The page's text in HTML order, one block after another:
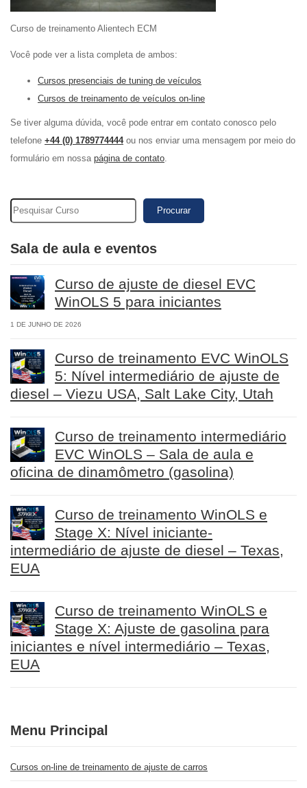
Curso de treinamento Alientech ECM
Você pode ver a lista completa de ambos:
Cursos presenciais de tuning de veículos
Cursos de treinamento de veículos on-line
Se tiver alguma dúvida, você pode entrar em contato conosco pelo
telefone +44 (0) 1789774444ou nos enviar uma mensagem por meio do
formulário em nossa página de contato
Procurar
Sala de aula e eventos
Curso de ajuste de diesel EVC
WinOLS 5 para iniciantes
1 DE JUNHO DE 2026
Curso de treinamento EVC WinOLS
5: Nível intermediário de ajuste de
diesel – Viezu USA, Salt Lake City, Utah
Curso de treinamento intermediário
EVC WinOLS – Sala de aula e
oficina de dinamômetro (gasolina)
Curso de treinamento WinOLS e
Stage X: Nível iniciante-
intermediário de ajuste de diesel – Texas,
EUA
Curso de treinamento WinOLS e
Stage X: Ajuste de gasolina para
iniciantes e nível intermediário – Texas,
EUA
Menu Principal
Cursos on-line de treinamento de ajuste de carros